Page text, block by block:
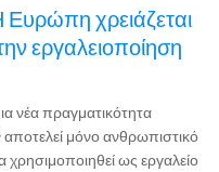
χρειάζεται
εργαλειοποίηση
νέα πραγματικότητα
μόνο ανθρωπιστικό
χρησιμοποιηθεί ως εργαλείο